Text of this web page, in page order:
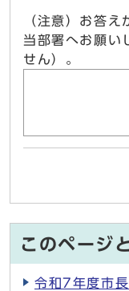
（注意）お答
当部署へお願い
せん）。
このページ
令和7年度市